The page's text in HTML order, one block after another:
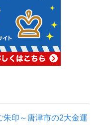
朱印～唐津市の2大金運